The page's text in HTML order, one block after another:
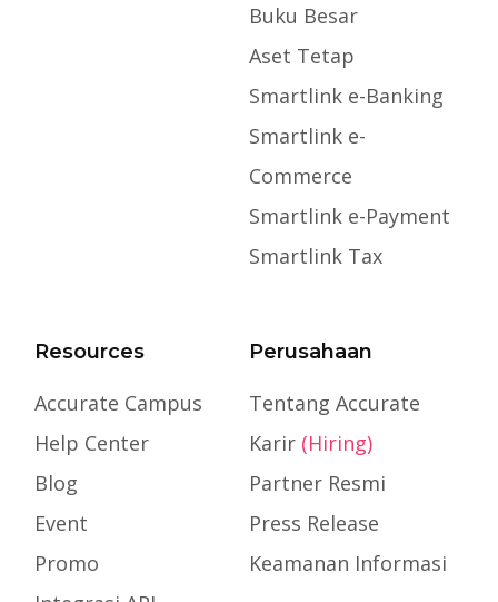
Buku Besar
Aset Tetap
Smartlink e-Banking
Smartlink e-
Commerce
Smartlink e-Payment
Smartlink Tax
Resources
Accurate Campus
Help Center
Blog
Event
Promo
Perusahaan
Tentang Accurate
Karir (Hiring)
Partner Resmi
Press Release
Keamanan Informasi